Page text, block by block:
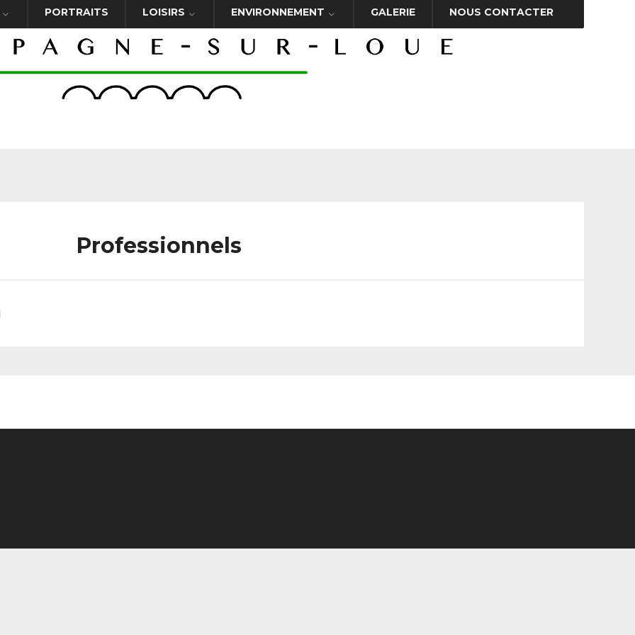
PORTRAITS LOISIRS ENVIRONNEMENT GALERIE NOUS CONTACTER
Professionnels